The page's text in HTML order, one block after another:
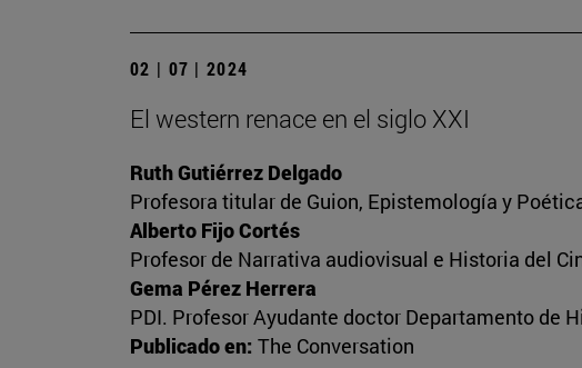
02 | 07 | 2024
El western renace en el siglo XXI
Ruth Gutiérrez Delgado
Profesora titular de Guion, Epistemología y
Alberto Fijo Cortés
Profesor de Narrativa audiovisual e Historia del
Gema Pérez Herrera
PDI. Profesor Ayudante doctor Departamento de
Publicado en: The Conversation